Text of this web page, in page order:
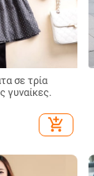
σε τρία
γυναίκες.
add_shopping_cart